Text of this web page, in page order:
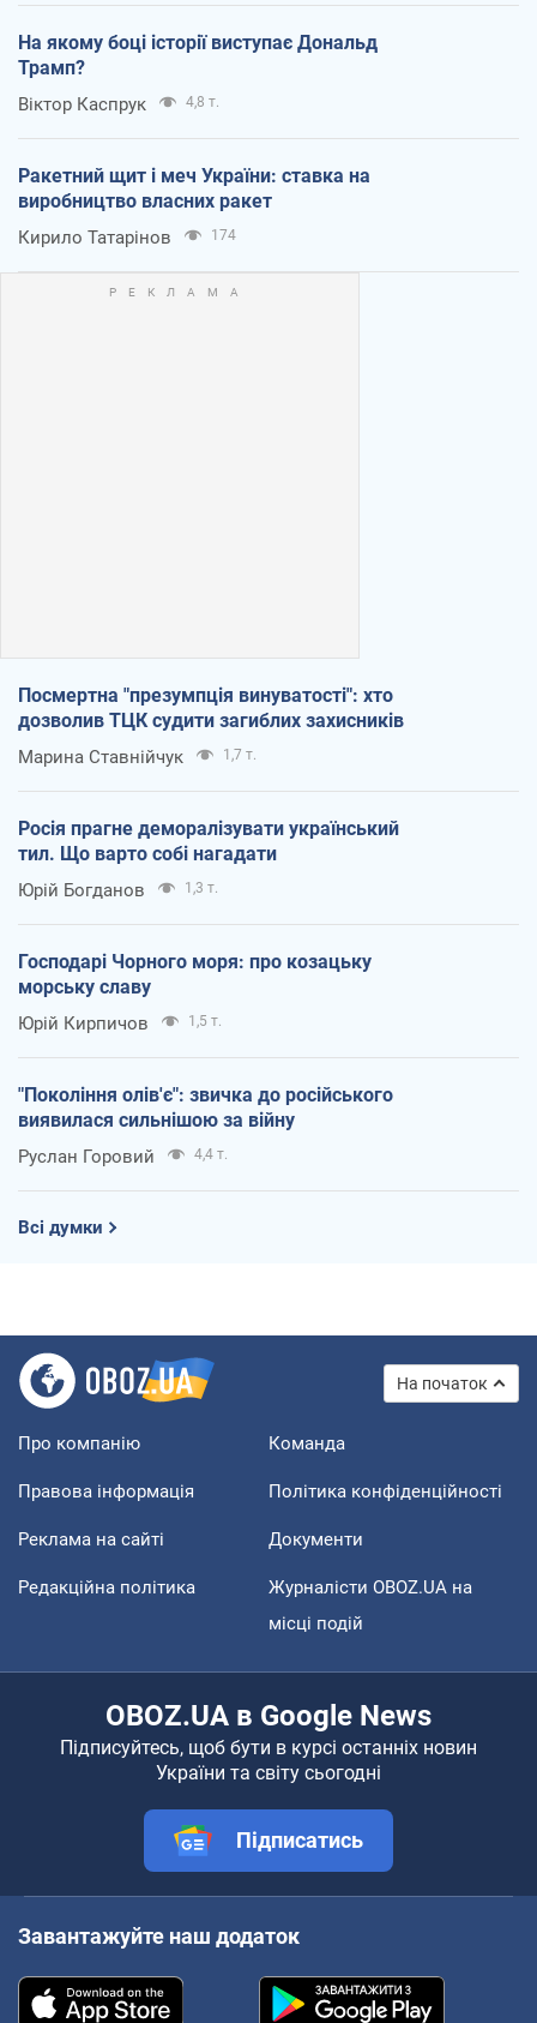
На якому боці історії виступає Дональд
Трамп?
Віктор Каспрук 4,8 т.
Ракетний щит і меч України: ставка на
виробництво власних ракет
Кирило Татарінов 174
Посмертна "презумпція винуватості": хто
дозволив ТЦК судити загиблих захисників
Марина Ставнійчук 1,7 т.
Росія прагне деморалізувати український
тил. Що варто собі нагадати
Юрій Богданов 1,3 т.
Господарі Чорного моря: про козацьку
морську славу
Юрій Кирпичов 1,5 т.
"Покоління олів'є": звичка до російського
виявилася сильнішою за війну
Руслан Горовий 4,4 т.
Всі думки
На початок
Про компанію Команда
Правова інформація Політика конфіденційності
Реклама на сайті Документи
Редакційна політика
Журналісти OBOZ.UA на
місці подій
OBOZ.UA в Google News
Підписуйтесь, щоб бути в курсі останніх новин
України та світу сьогодні
Підписатись
Завантажуйте наш додаток